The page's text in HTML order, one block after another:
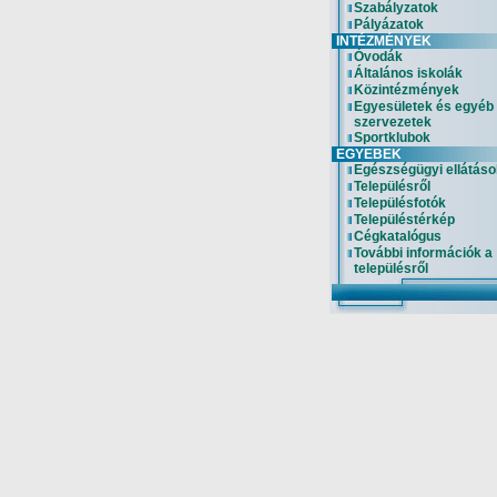
Szabályzatok
Pályázatok
INTÉZMÉNYEK
Óvodák
Általános iskolák
Közintézmények
Egyesületek és egyéb
szervezetek
Sportklubok
EGYEBEK
Egészségügyi
Településről
Településfotók
Településtérkép
Cégkatalógus
További információk a
településről